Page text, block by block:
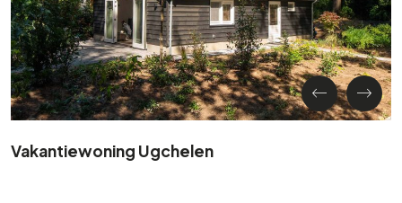
Vakantiewoning Ugchelen